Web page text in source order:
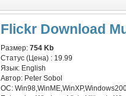
Flickr Download
Размер:754 Kb
Статус (Цена) : 19.99
Язык: English
Автор: Peter Sobol
ОС: